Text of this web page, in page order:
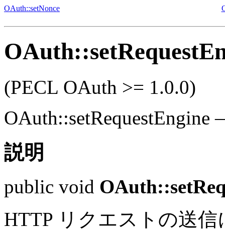
OAuth::setNonce
(PECL OAuth >= 1.0.0)
OAuth::setRequestEngine
説明
public void
HTTP リクエストの送